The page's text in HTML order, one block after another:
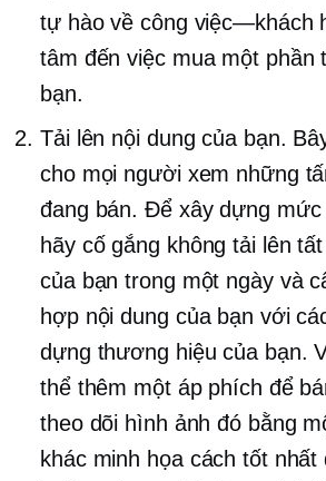
tự hào vềcông việc—khách
tâm đến việc mua một phần
bạn.
Tải lên nội dung của bạn.
cho mọi người xem những
đang bán. Để xây dựng
hãy cố gắng không tải lên
của bạn trong một ngày và
hợp nội dung của bạn với
dựng thương hiệu của bạn.
thể thêm một áp phích để
theo dõi hình ảnh đó bằng
khác minh họa cách tốt nhất